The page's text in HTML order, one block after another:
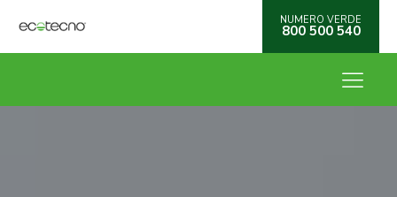
NUMERO VERDE
800 500 540